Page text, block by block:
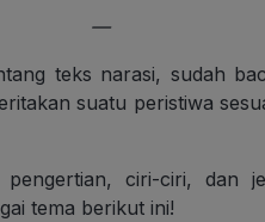
—
teks narasi, sudah
suatu peristiwa
ciri-ciri, dan
tema berikut ini!